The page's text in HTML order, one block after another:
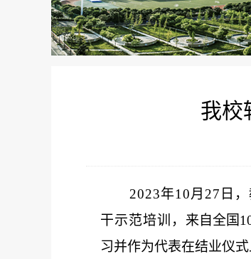
我校
2023年10月27日
干示范培训
， 来自全国
习并作为代表在结业仪式